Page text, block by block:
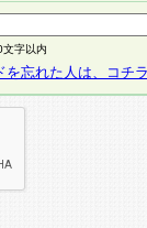
字以内
忘れた人は、コチ